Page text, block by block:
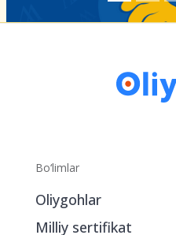
Bo‘limlar